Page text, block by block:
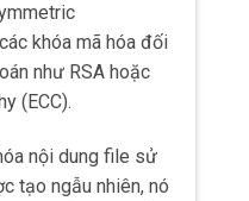
khóa mã hóa đối
như RSA hoặc
(ECC).
nội dung file sử
tạo ngẫu nhiên, nó